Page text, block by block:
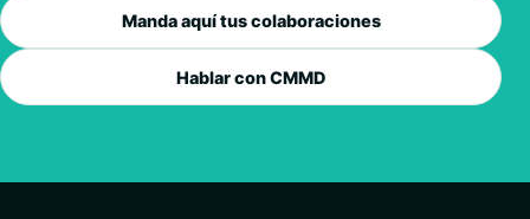
Manda aquí tus colaboraciones
Hablar con CMMD